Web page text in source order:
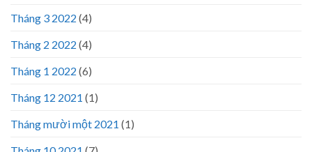
Tháng 3 2022 (4)
Tháng 2 2022 (4)
Tháng 1 2022 (6)
Tháng 12 2021 (1)
Tháng mười một 2021 (1)